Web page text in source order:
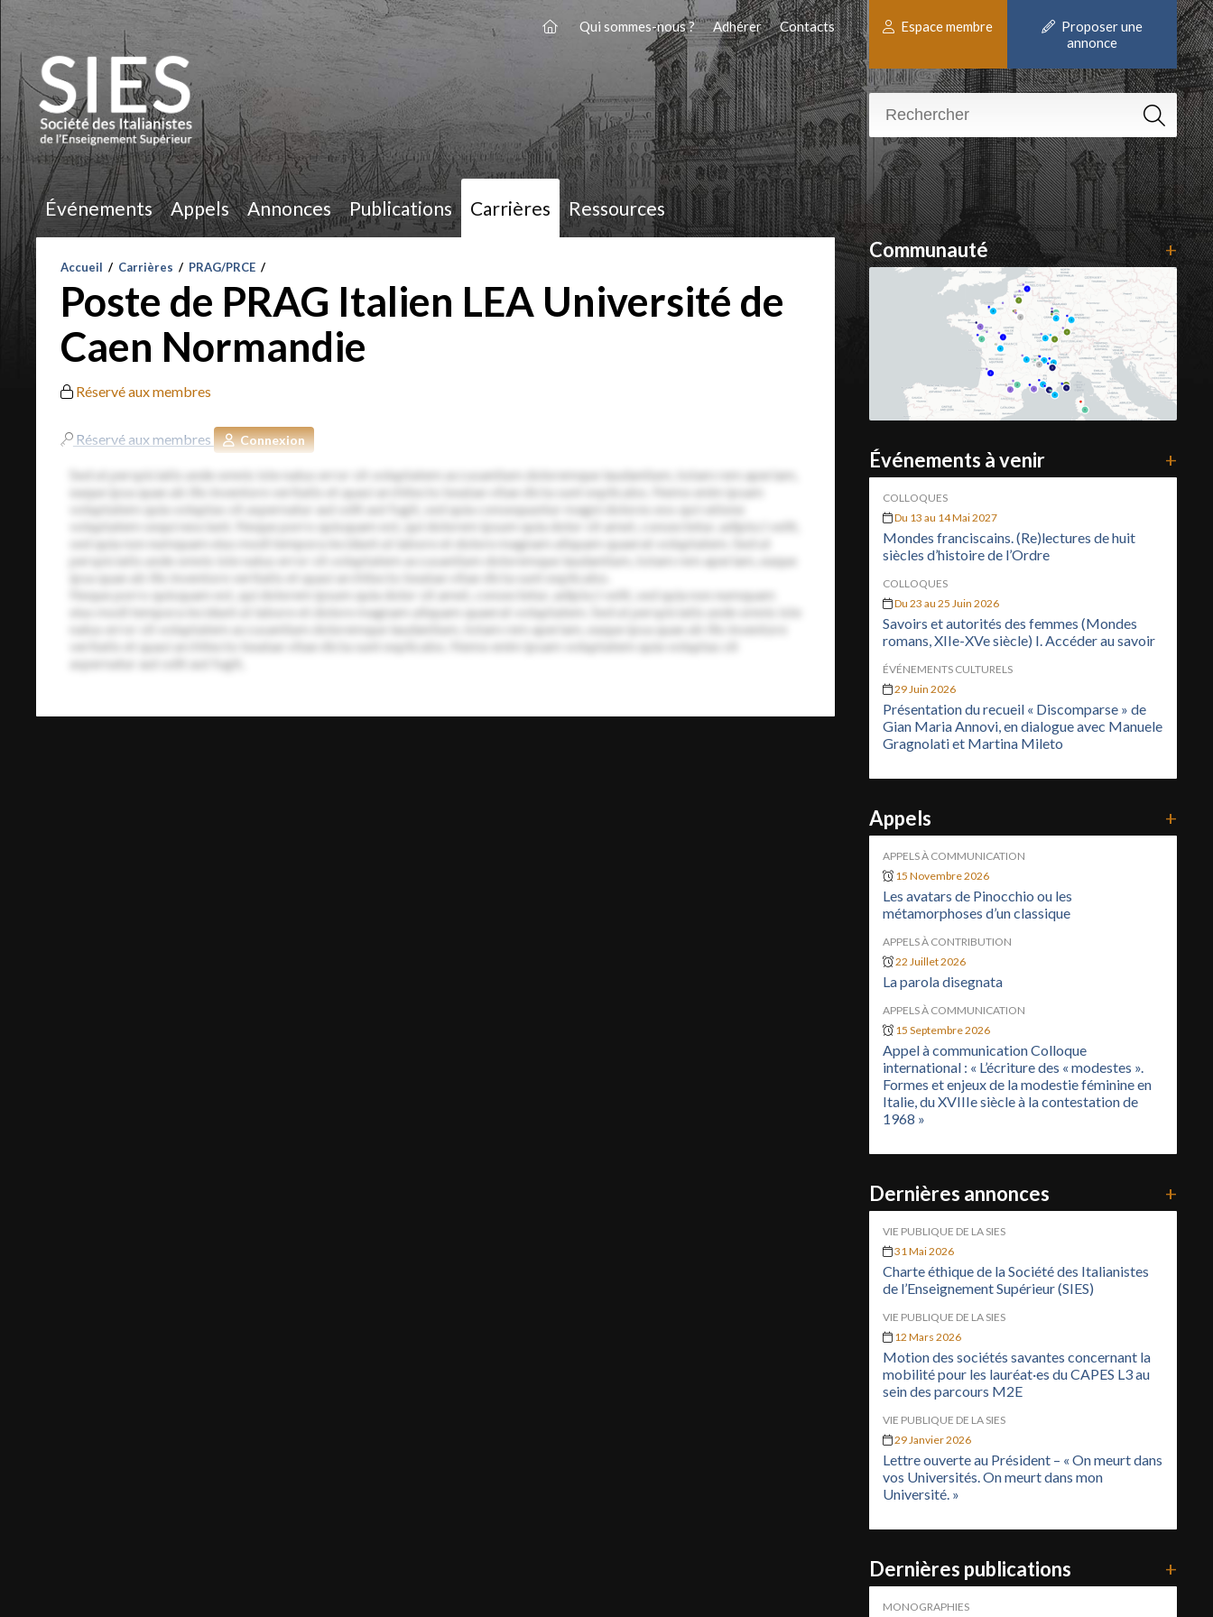
Qui sommes-nous ? Adhérer Contacts
Événements Appels Annonces Publications Carrières Ressources
Espace membre
Proposer une
annonce
Accueil / Carrières / PRAG/PRCE /
Poste de PRAG Italien LEA Université de
Caen Normandie
Réservé aux membres
Réservé aux membres Connexion
Sed ut perspiciatis unde omnis iste natus error sit voluptatem accusantium doloremque laudantium, totam rem aperiam,
eaque ipsa quae ab illo inventore veritatis et quasi architecto beatae vitae dicta sunt explicabo. Nemo enim ipsam
voluptatem quia voluptas sit aspernatur aut odit aut fugit, sed quia consequuntur magni dolores eos qui ratione
voluptatem sequi nesciunt. Neque porro quisquam est, qui dolorem ipsum quia dolor sit amet, consectetur, adipisci velit,
sed quia non numquam eius modi tempora incidunt ut labore et dolore magnam aliquam quaerat voluptatem. Sed ut
perspiciatis unde omnis iste natus error sit voluptatem accusantium doloremque laudantium, totam rem aperiam, eaque
ipsa quae ab illo inventore veritatis et quasi architecto beatae vitae dicta sunt explicabo.
Neque porro quisquam est, qui dolorem ipsum quia dolor sit amet, consectetur, adipisci velit, sed quia non numquam
eius modi tempora incidunt ut labore et dolore magnam aliquam quaerat voluptatem. Sed ut perspiciatis unde omnis iste
natus error sit voluptatem accusantium doloremque laudantium, totam rem aperiam, eaque ipsa quae ab illo inventore
veritatis et quasi architecto beatae vitae dicta sunt explicabo. Nemo enim ipsam voluptatem quia voluptas sit
aspernatur aut odit aut fugit,
Communauté +
Événements à venir +
COLLOQUES
Du 13 au 14 Mai 2027
Mondes franciscains. (Re)lectures de huit
siècles d’histoire de l’Ordre
COLLOQUES
Du 23 au 25 Juin 2026
Savoirs et autorités des femmes (Mondes
romans, XIIe-XVe siècle) I. Accéder au savoir
ÉVÉNEMENTS CULTURELS
29 Juin 2026
Présentation du recueil « Discomparse » de
Gian Maria Annovi, en dialogue avec Manuele
Gragnolati et Martina Mileto
Appels +
APPELS À COMMUNICATION
15 Novembre 2026
Les avatars de Pinocchio ou les
métamorphoses d’un classique
APPELS À CONTRIBUTION
22 Juillet 2026
La parola disegnata
APPELS À COMMUNICATION
15 Septembre 2026
Appel à communication Colloque
international : « L’écriture des « modestes ».
Formes et enjeux de la modestie féminine en
Italie, du XVIIIe siècle à la contestation de
1968 »
Dernières annonces +
VIE PUBLIQUE DE LA SIES
31 Mai 2026
Charte éthique de la Société des Italianistes
de l’Enseignement Supérieur (SIES)
VIE PUBLIQUE DE LA SIES
12 Mars 2026
Motion des sociétés savantes concernant la
mobilité pour les lauréat·es du CAPES L3 au
sein des parcours M2E
VIE PUBLIQUE DE LA SIES
29 Janvier 2026
Lettre ouverte au Président – « On meurt dans
vos Universités. On meurt dans mon
Université. »
Dernières publications +
MONOGRAPHIES